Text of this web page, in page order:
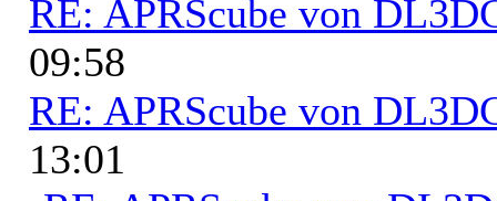
RE: APRScube von
09:58
RE: APRScube von
13:01